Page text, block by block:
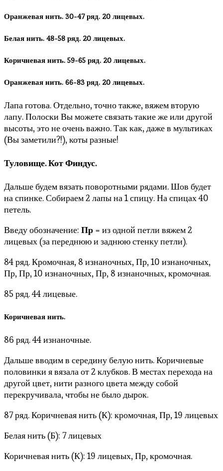
Оранжевая нить. 30-47 ряд. 20 лицевых.
Белая нить. 48-58 ряд. 20 лицевых.
Коричневая нить. 59-65 ряд. 20 лицевых.
Оранжевая нить. 66-83 ряд. 20 лицевых.
Лапа готова. Отдельно, точно также, вяжем вторую
лапу. Полоски Вы можете связать такие же или другой
высоты, это не очень важно. Так как, даже в мультиках
(Вы заметили?!), коты разные!
Туловище. Кот Финдус.
Дальше будем вязать поворотными рядами. Шов будет
на спинке. Собираем 2 лапы на 1 спицу. На спицах 40
петель.
Введу обозначение: Пр = из одной петли вяжем 2
лицевых (за переднюю и заднюю стенку петли).
84 ряд. Кромочная, 8 изнаночных, Пр, 10 изнаночных,
Пр, Пр, 10 изнаночных, Пр, 8 изнаночных, кромочная.
85 ряд. 44 лицевые.
Коричневая нить.
86 ряд. 44 изнаночные.
Дальше вводим в середину белую нить. Коричневые
половинки я вязала от 2 клубков. В местах перехода на
другой цвет, нити разного цвета между собой
перекручивала, чтобы не было дырок.
87 ряд. Коричневая нить (К): кромочная, Пр, 19 лицевых
Белая нить (Б): 7 лицевых
Коричневая нить (К): 19 лицевых, Пр, кромочная.